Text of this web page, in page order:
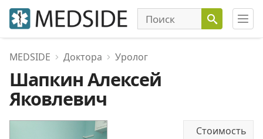
MEDSIDE Доктора Уролог
Шапкин Алексей
Яковлевич
Стоимость